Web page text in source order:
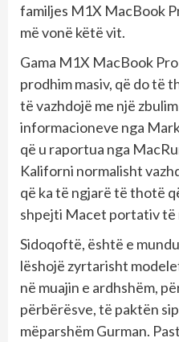
familjes M1X MacBook
më vonë këtë vit.
Gama M1X MacBook
prodhim masiv, që do të
të vazhdojë me një
informacioneve nga
që u raportua nga
Kaliforni normalisht
që ka të ngjarë të thotë
shpejti Macet portativ
Sidoqoftë, është e
lëshojë zyrtarisht
në muajin e ardhshëm,
përbërësve, të paktën
mëparshëm Gurman.